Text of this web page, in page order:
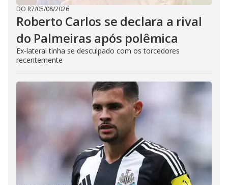
DO R7/05/08/2026
Roberto Carlos se declara a rival
do Palmeiras após polêmica
Ex-lateral tinha se desculpado com os torcedores
recentemente